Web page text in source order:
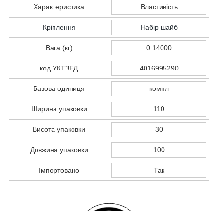
Характеристика Властивість
Кріплення Набір шайб
Вага (кг) 0.14000
код УКТЗЕД 4016995290
Базова одиниця компл
Ширина упаковки 110
Висота упаковки 30
Довжина упаковки 100
Імпортовано Так